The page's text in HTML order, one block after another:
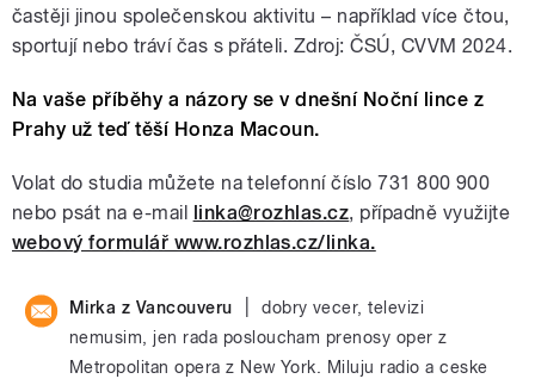
častěji jinou společenskou aktivitu – například více čtou,
sportují nebo tráví čas s přáteli. Zdroj: ČSÚ, CVVM 2024.
Na vaše příběhy a názory se v dnešní Noční lince z
Prahy už teď těší Honza Macoun.
Volat do studia můžete na telefonní číslo 731 800 900
nebo psát na e-mail linka@rozhlas.cz, případně využijte
webový formulář www.rozhlas.cz/linka.
Mirka z Vancouveru
dobry vecer, televizi
nemusim, jen rada posloucham prenosy oper z
Metropolitan opera z New York. Miluju radio a ceske